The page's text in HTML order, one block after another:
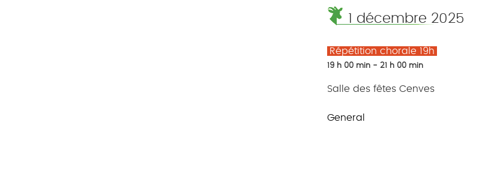
1 décembre 2025
Répétition chorale 19h
19 h 00 min - 21 h 00 min
Salle des fêtes Cenves
General